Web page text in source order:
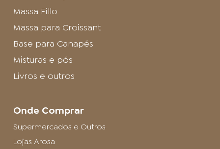
Massa Fillo
Massa para Croissant
Base para Canapés
Misturas e pós
Livros e outros
Onde Comprar
Supermercados e Outros
Lojas Arosa